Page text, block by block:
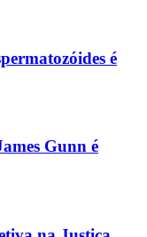
é
Gunn é